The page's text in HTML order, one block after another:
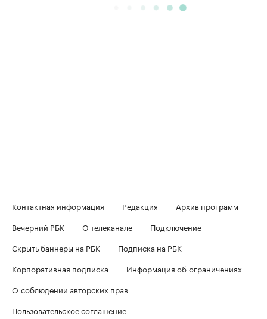
Контактная информация Редакция
Архив программ
Вечерний РБК
О телеканале
Подключение
Скрыть баннеры на РБК
Подписка на РБК
Корпоративная подписка
Информация об ограничениях
О соблюдении авторских прав
Пользовательское соглашение